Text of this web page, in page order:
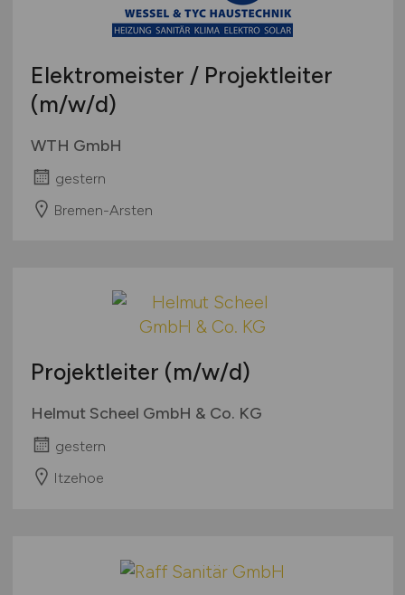
Elektromeister / Projektleiter
(m/w/d)
WTH GmbH
gestern
Bremen-Arsten
Projektleiter (m/w/d)
Helmut Scheel GmbH & Co. KG
gestern
Itzehoe